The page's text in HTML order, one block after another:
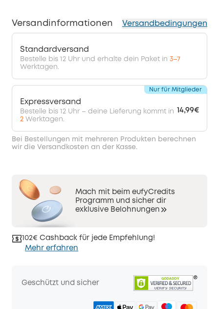
Versandinformationen Versandbedingungen
Standardversand
Bestelle bis 12 Uhr und erhalte dein Paket in 3–7
Werktagen.
Expressversand
Bestelle bis 12 Uhr – deine Lieferung kommt in
2 Werktagen.
14,99€
Nur für Mitglieder
Bei Bestellungen mit mehreren Produkten berechnen
wir die Versandkosten an der Kasse.
Mach mit beim eufyCredits
Programm und sicher dir
exklusive Belohnungen
102€ Cashback für jede Empfehlung!
Mehr erfahren
Geschützt und sicher